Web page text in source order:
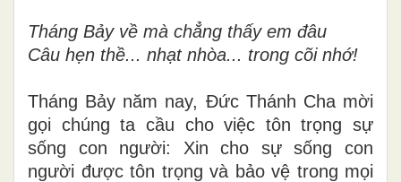
Tháng Bảy về mà chẳng thấy em đâu
Câu hẹn thề... nhạt nhòa... trong cõi nhớ!
Tháng Bảy năm nay, Đức Thánh Cha mời
gọi chúng ta cầu cho việc tôn trọng sự
sống con người: Xin cho sự sống con
người được tôn trọng và bảo vệ trong mọi